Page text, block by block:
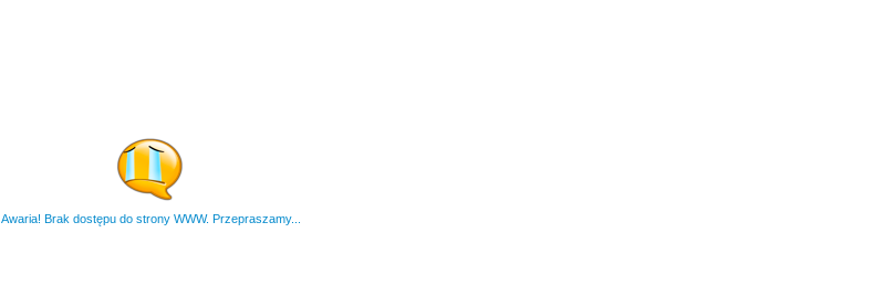
Awaria! Brak dostępu do strony WWW. Przepraszamy...